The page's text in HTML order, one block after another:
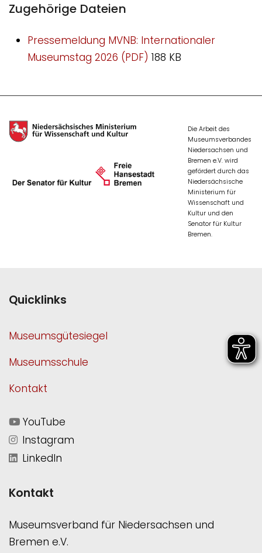
Zugehörige Dateien
Pressemeldung MVNB: Internationaler
Museumstag 2026 (PDF) 188 KB
Die Arbeit des
Museumsverbandes
Niedersachsen und
Bremen e.V. wird
gefördert durch das
Niedersächsische
Ministerium für
Wissenschaft und
Kultur und den
Senator für Kultur
Bremen.
Quicklinks
Museumsgütesiegel
Museumsschule
Kontakt
YouTube
Instagram
LinkedIn
Kontakt
Museumsverband für Niedersachsen und
Bremen e.V.